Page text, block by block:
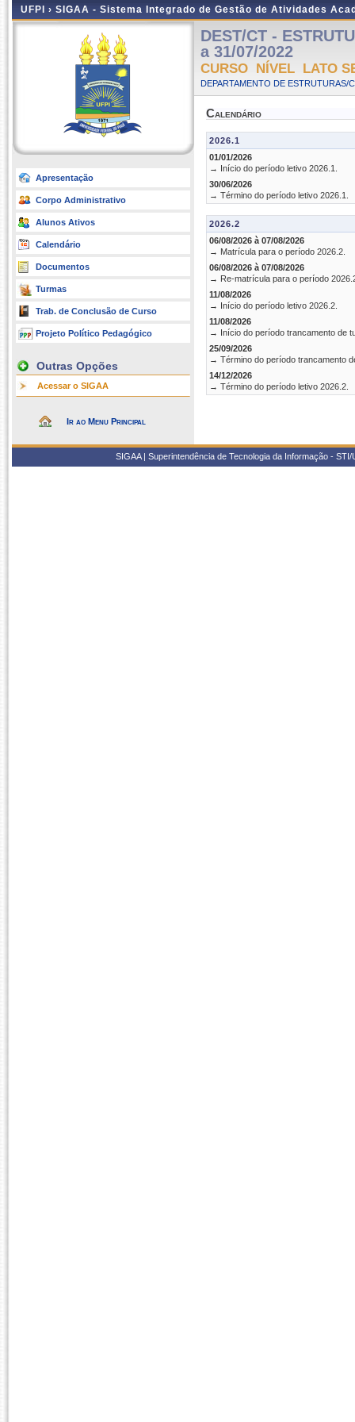
UFPI › SIGAA - Sistema Integrado de Gestão de Atividades
Apresentação
Corpo Administrativo
Alunos Ativos
Calendário
Documentos
Turmas
Trab. de Conclusão de Curso
Projeto Político Pedagógico
Outras Opções
Acessar o SIGAA
Ir ao Menu Principal
DEST/CT -
a 31/07/2022
CURSO NÍVEL LATO
DEPARTAMENTO DE ESTRUTURAS/
Calendário
2026.1
01/01/2026
→ Início do período letivo 2026.1.
30/06/2026
→ Término do período letivo 2026.1.
2026.2
06/08/2026 à 07/08/2026
→ Matrícula para o período 2026.2.
06/08/2026 à 07/08/2026
→ Re-matrícula para o período
11/08/2026
→ Início do período letivo 2026.2.
11/08/2026
→ Início do período trancamento de
25/09/2026
→ Término do período trancamento
14/12/2026
→ Término do período letivo 2026.2.
SIGAA | Superintendência de Tecnologia da Informação -